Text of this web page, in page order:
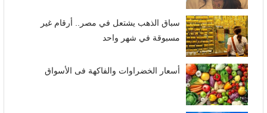
سباق الذهب يشتعل في مصر.. أرقام غير
مسبوقة في شهر واحد
أسعار الخضراوات والفاكهة فى الأسواق